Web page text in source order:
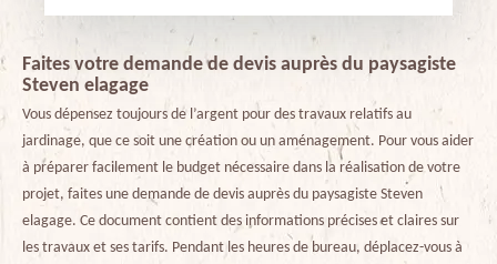
Faites votre demande de devis auprès du paysagiste
Steven elagage
Vous dépensez toujours de l’argent pour des travaux relatifs au
jardinage, que ce soit une création ou un aménagement. Pour vous aider
à préparer facilement le budget nécessaire dans la réalisation de votre
projet, faites une demande de devis auprès du paysagiste Steven
elagage. Ce document contient des informations précises et claires sur
les travaux et ses tarifs. Pendant les heures de bureau, déplacez-vous à